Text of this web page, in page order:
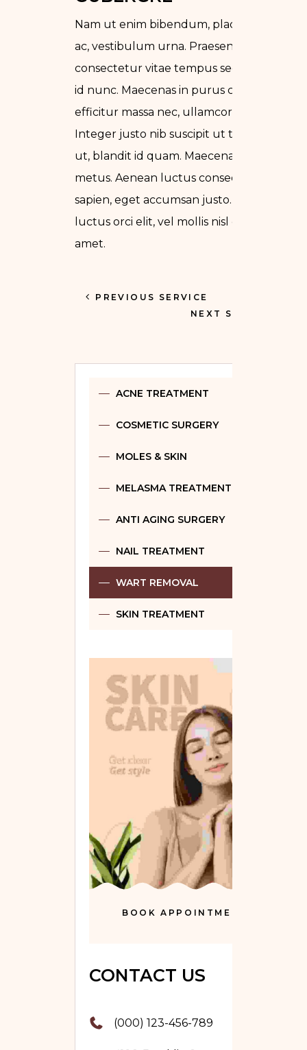
ACNE TREATMENT
COSMETIC SURGERY
MOLES & SKIN
MELASMA TREATMENT
ANTI AGING SURGERY
NAIL TREATMENT
WART REMOVAL
SKIN TREATMENT
BOOK APPOINTMENT
CONTACT US
(000) 123-456-789
Nam ut enim bibendum, placerat nulla
ac, vestibulum urna. Praesent enim erat,
consectetur vitae tempus sed, dapibus
id nunc. Maecenas in purus cursus,
efficitur massa nec, ullamcorper arcu.
Integer justo nib suscipit ut tincidunt
ut, blandit id quam. Maecenas et cursus
metus. Aenean luctus consequat
sapien, eget accumsan justo. Donec
luctus orci elit, vel mollis nisl cursus sit
amet.
PREVIOUS SERVICE
NEXT SERVICE